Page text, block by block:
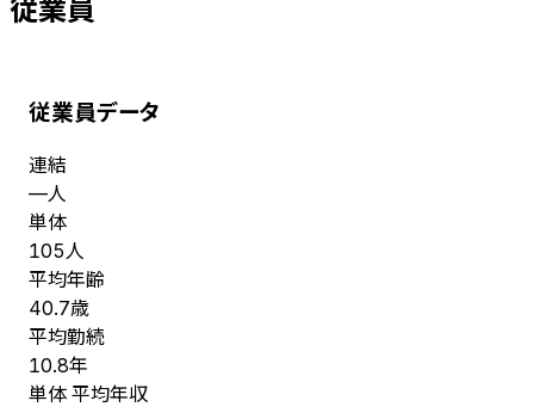
従業員データ
連結
—人
単体
105 人
平均年齢
40.7歳
平均勤続
10.8年
単体 平均年収